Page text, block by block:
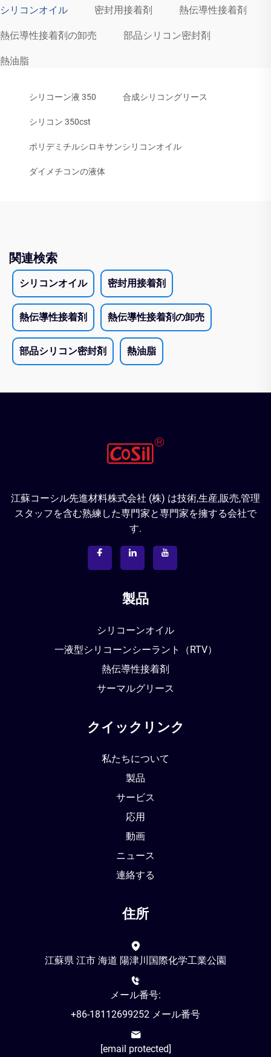
シリコンオイル 密封用接着剤 熱伝導性接着剤
熱伝導性接着剤の卸売 部品シリコン密封剤
熱油脂
シリコーン液 350 合成シリコングリース
シリコン 350cst
ポリデミチルシロキサンシリコンオイル
ダイメチコンの液体
関連検索
シリコンオイル 密封用接着剤
熱伝導性接着剤 熱伝導性接着剤の卸売
部品シリコン密封剤 熱油脂
江蘇コーシル先進材料株式会社 (株) は技術,生産,販売,管理
スタッフを含む熟練した専門家と専門家を擁する会社で
す.
製品
シリコーンオイル
一液型シリコーンシーラント（RTV）
熱伝導性接着剤
サーマルグリース
クイックリンク
私たちについて
製品
サービス
応用
動画
ニュース
連絡する
住所
江蘇県 江市 海道 陽津川国際化学工業公園
メール番号:
+86-18112699252 メール番号
[email protected]